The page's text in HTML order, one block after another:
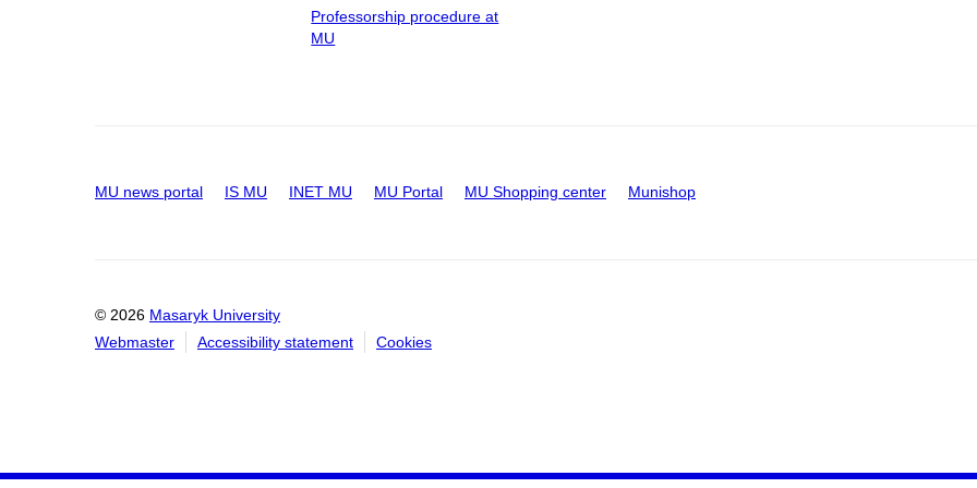
Professorship procedure at
MU
MU news portal IS MU INET MU MU Portal MU Shopping center Munishop
© 2026 Masaryk University
Webmaster
Accessibility statement Cookies